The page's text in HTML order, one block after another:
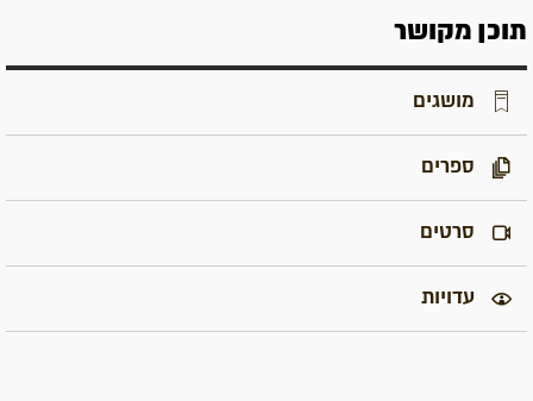
תוכן מקושר
מושגים
ספרים
סרטים
עדויות